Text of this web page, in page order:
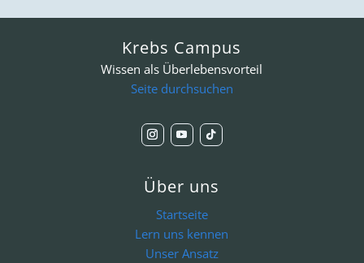
Krebs Campus
Wissen als Überlebensvorteil
Seite durchsuchen
Über uns
Startseite
Lern uns kennen
Unser Ansatz